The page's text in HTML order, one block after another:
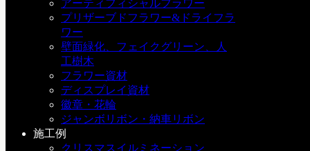
アーティフィシャルフラワー
プリザーブドフラワー&ドライフラ
ワー
壁面緑化、フェイクグリーン、人
工樹木
フラワー資材
ディスプレイ資材
徽章・花輪
ジャンボリボン・納車リボン
施工例
クリスマスイルミネーション
f：アイテム紹介
2017年9月9日
新しい花器のご紹介です♪ ５角形の面白い形をした花器で
す！ 『クレモ...
clayから新しい和花器が入荷しまし